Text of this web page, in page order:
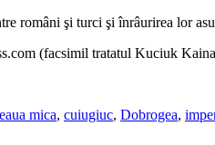
români şi turci şi înrâurirea lor
(facsimil tratatul Kuciuk
mica, cuiugiuc, Dobrogea,